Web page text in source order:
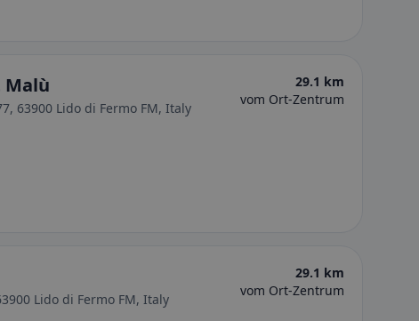
Malù
63900 Lido di Fermo FM, Italy
29.1 km
vom Ort-Zentrum
Lido di Fermo FM, Italy
29.1 km
vom Ort-Zentrum